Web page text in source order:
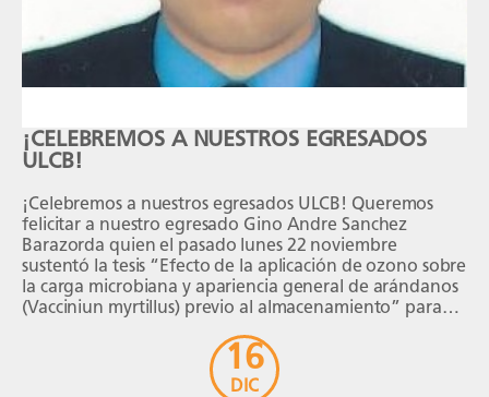
16
DIC
¡CELEBREMOS A NUESTROS EGRESADOS
ULCB!
¡Celebremos a nuestros egresados ULCB! Queremos
felicitar a nuestro egresado Gino Andre Sanchez
Barazorda quien el pasado lunes 22 noviembre
sustentó la tesis “Efecto de la aplicación de ozono sobre
la carga microbiana y apariencia general de arándanos
(Vacciniun myrtillus) previo al almacenamiento” para
Industrias Alimentarias”. La […]